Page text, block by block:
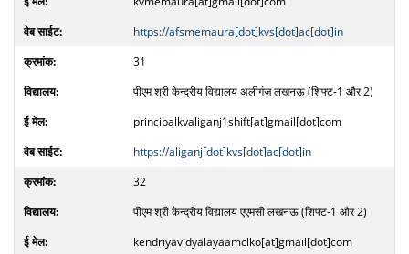
https://afsmemaura[dot]kvs[dot]ac[dot]in
31
पीएम श्री केन्द्रीय विद्यालय अलीगंज लखनऊ (शिफ्ट-1 और 2)
principalkvaliganj1shift[at]gmail[dot]com
https://aliganj[dot]kvs[dot]ac[dot]in
32
पीएम श्री केन्द्रीय विद्यालय एएमसी लखनऊ (शिफ्ट-1 और 2)
kendriyavidyalayaamclko[at]gmail[dot]com